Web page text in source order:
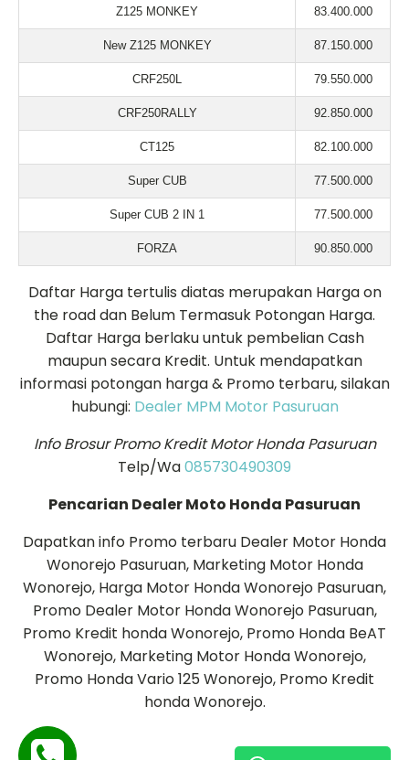
Z125 MONKEY 83.400.000
New Z125 MONKEY 87.150.000
CRF250L 79.550.000
CRF250RALLY 92.850.000
CT125 82.100.000
Super CUB 77.500.000
Super CUB 2 IN 1 77.500.000
FORZA 90.850.000
Daftar Harga tertulis diatas merupakan Harga on
the road dan Belum Termasuk Potongan Harga.
Daftar Harga berlaku untuk pembelian Cash
maupun secara Kredit. Untuk mendapatkan
informasi potongan harga & Promo terbaru, silakan
hubungi: Dealer MPM Motor Pasuruan
Info Brosur Promo Kredit Motor Honda Pasuruan
Telp/Wa085730490309
Pencarian Dealer Moto Honda Pasuruan
Dapatkan info Promo terbaru Dealer Motor Honda
Wonorejo Pasuruan, Marketing Motor Honda
Wonorejo, Harga Motor Honda Wonorejo Pasuruan,
Promo Dealer Motor Honda Wonorejo Pasuruan,
Promo Kredit honda Wonorejo, Promo Honda BeAT
Wonorejo, Marketing Motor Honda Wonorejo,
Promo Honda Vario 125 Wonorejo, Promo Kredit
honda Wonorejo.